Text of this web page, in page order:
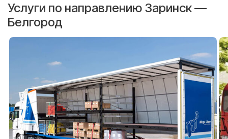
Услуги по направлению Заринск —
Белгород